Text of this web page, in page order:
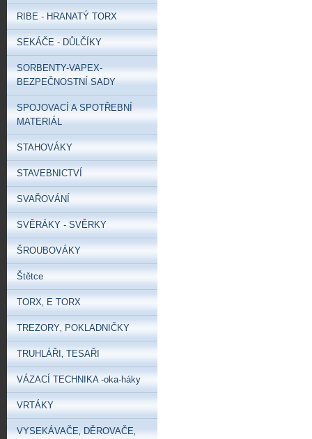
RIBE - HRANATÝ TORX
SEKÁČE - DŮLČÍKY
SORBENTY-VAPEX-
BEZPEČNOSTNÍ SADY
SPOJOVACÍ A SPOTŘEBNÍ
MATERIÁL
STAHOVÁKY
STAVEBNICTVÍ
SVAŘOVÁNÍ
SVĚRÁKY - SVĚRKY
ŠROUBOVÁKY
Štětce
TORX‚ E TORX
TREZORY‚ POKLADNIČKY
TRUHLÁŘI‚ TESAŘI
VÁZACÍ TECHNIKA -oka-háky
VRTÁKY
VYSEKÁVAČE‚ DĚROVAČE‚